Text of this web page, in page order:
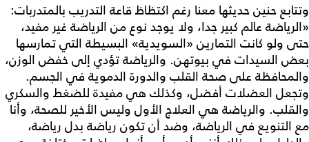
وتتابع حنين حديثها معنا رغم اكتظاظ قاعة التدريب بالمتدربات:
«الرياضة عالم كبير جدا، ولا يوجد نوع من الرياضة غير مفيد،
حتى ولو كانت التمارين «السويدية» البسيطة التي تمارسها
بعض السيدات في بيوتهن. والرياضة تؤدي إلى خفض الوزن،
والمحافظة على صحة القلب والدورة الدموية في الجسم.
وتجعل العضلات أفضل، وكذلك هي مفيدة للضغط والسكري
والقلب. والرياضة هي العلاج الأول وليس الأخير للصحة، وأنا
مع التنويع في الرياضة، وضد أن تكون رياضة بدل رياضة،